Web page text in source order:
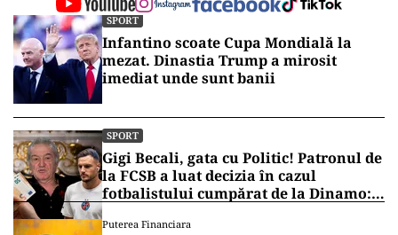
SPORT
Infantino scoate Cupa Mondială la
mezat. Dinastia Trump a mirosit
imediat unde sunt banii
SPORT
Gigi Becali, gata cu Politic! Patronul de
la FCSB a luat decizia în cazul
fotbalistului cumpărat de la Dinamo:
Puterea Financiara